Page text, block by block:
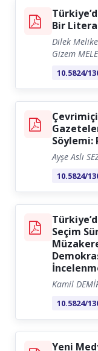
Bir
Dilek
Gizem
10.5824/
Çevrimiçi
Söylemi:
Ayşe Aslı
10.5824/
Seçim
Kamil
10.5824/
Yeni